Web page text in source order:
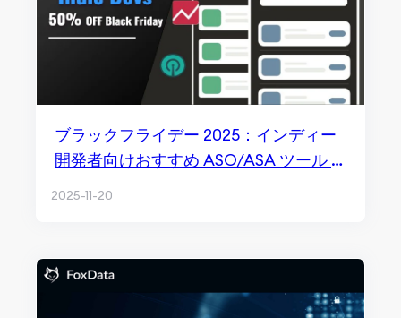
ブラックフライデー 2025：インディー
開発者向けおすすめ ASO/ASA ツール —
2025-11-20